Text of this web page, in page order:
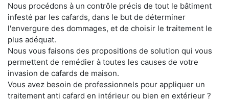
Nous procédons à un contrôle précis de tout le bâtiment
infesté par les cafards, dans le but de déterminer
l'envergure des dommages, et de choisir le traitement le
plus adéquat.
Nous vous faisons des propositions de solution qui vous
permettent de remédier à toutes les causes de votre
invasion de cafards de maison.
Vous avez besoin de professionnels pour appliquer un
traitement anti cafard en intérieur ou bien en extérieur ?